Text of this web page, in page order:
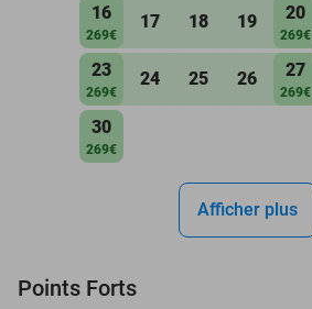
16
269€
17 18 19 20
269€
23
269€
24 25 26 27
269€
30
269€
Afficher plus
Points Forts